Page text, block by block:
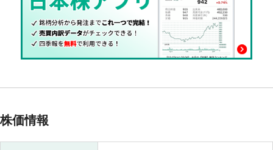
株価情報